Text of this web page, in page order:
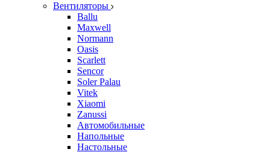
Вентиляторы
Ballu
Maxwell
Normann
Oasis
Scarlett
Sencor
Soler Palau
Vitek
Xiaomi
Zanussi
Автомобильные
Напольные
Настольные